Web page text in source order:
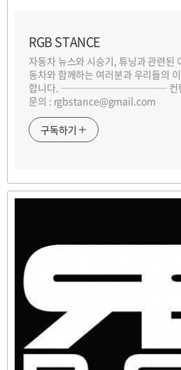
RGB STANCE
자동차 뉴스와 시승기, 튜닝과 관련된
동차와 함께하는 여러분과 우리들의
합니다. ─────────── 컨텐
문의 : rgbstance@gmail.com
구독하기